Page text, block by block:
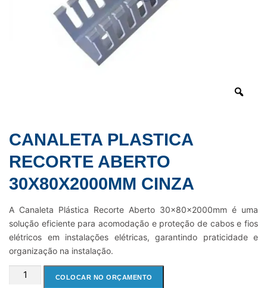
CANALETA PLASTICA
RECORTE ABERTO
30X80X2000MM CINZA
A Canaleta Plástica Recorte Aberto 30x80x2000mm é uma
solução eficiente para acomodação e proteção de cabos e fios
elétricos em instalações elétricas, garantindo praticidade e
organização na instalação.
CANALETA
COLOCAR NO ORÇAMENTO